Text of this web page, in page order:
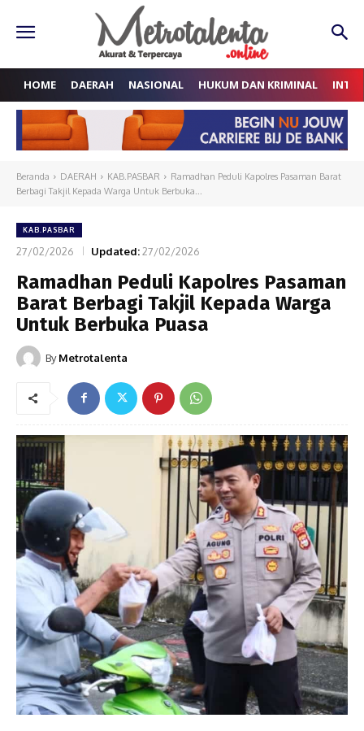
HOME DAERAH NASIONAL HUKUM DAN KRIMINAL
Beranda DAERAH KAB.PASBAR
Ramadhan Peduli Kapolres Pasaman Barat
Berbagi Takjil Kepada Warga Untuk Berbuka...
KAB.PASBAR
27/02/2026 Updated:27/02/2026
Ramadhan Peduli Kapolres Pasaman
Barat Berbagi Takjil Kepada Warga
Untuk Berbuka Puasa
By Metrotalenta